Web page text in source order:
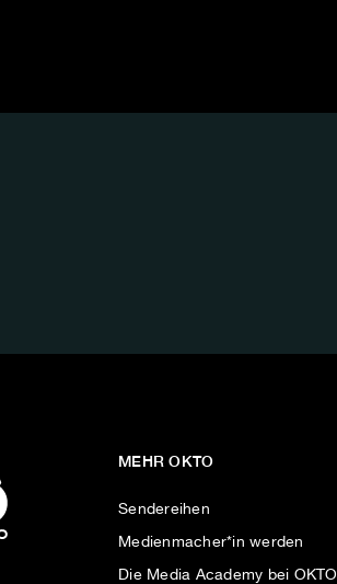
MEHR OKTO
Sendereihen
Medienmacher*in werden
Die Media Academy bei OKTO